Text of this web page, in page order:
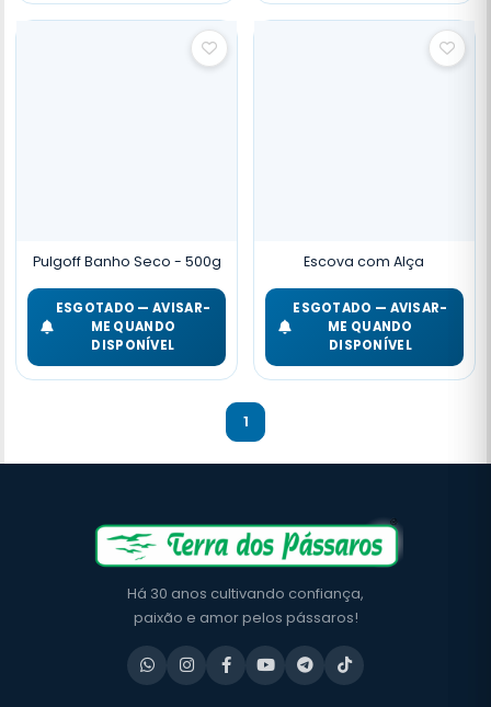
Pulgoff Banho Seco - 500g
ESGOTADO — AVISAR-
ME QUANDO
DISPONÍVEL
Escova com Alça
ESGOTADO — AVISAR-
ME QUANDO
DISPONÍVEL
1
Há 30 anos cultivando confiança,
paixão e amor pelos pássaros!